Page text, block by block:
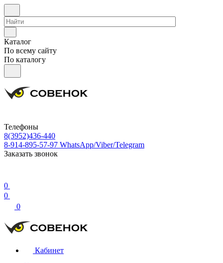
Каталог
По всему сайту
По каталогу
Телефоны
8(3952)436-440
8-914-895-57-97 WhatsApp/Viber/Telegram
Заказать звонок
0
0
0
Кабинет